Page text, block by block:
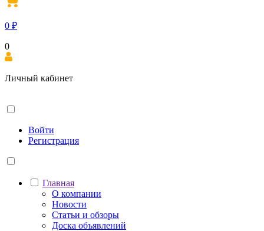
0 ₽
0
Личный кабинет
Войти
Регистрация
Главная
О компании
Новости
Статьи и обзоры
Доска объявлений